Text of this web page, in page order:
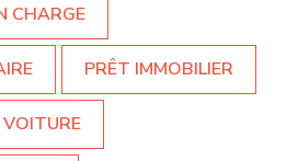
CHARGE
PRÊT IMMOBILIER